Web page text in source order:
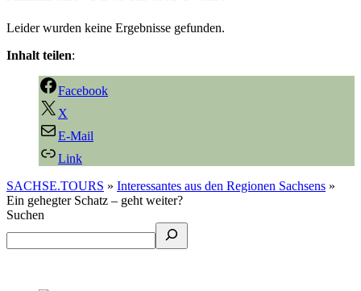
Leider wurden keine Ergebnisse gefunden.
Inhalt teilen:
Facebook
X
E-Mail
Link
SACHSE.TOURS » Interessantes aus den Regionen Sachsens »
Ein gehegter Schatz – geht weiter?
Suchen